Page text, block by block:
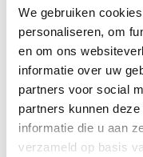
We gebruiken
personaliseren, om
en om ons
informatie over uw
partners voor social
partners kunnen
informatie die u aan
verzameld op basis